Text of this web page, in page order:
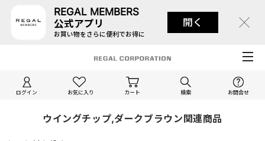
REGAL MEMBERS
公式アプリ
お買い物をさらに便利でお得に
開く
ログイン お気に入り カート 検索 お問合せ
ウイングチップ,ダークブラウン関連商品